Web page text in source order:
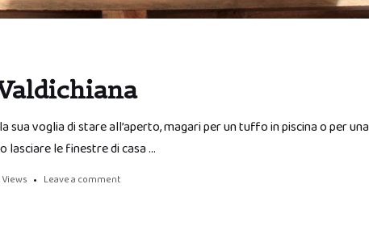
sua voglia di stare all’aperto, magari per un tuffo in piscina o per una
lasciare le finestre di casa …
Views Leave a comment